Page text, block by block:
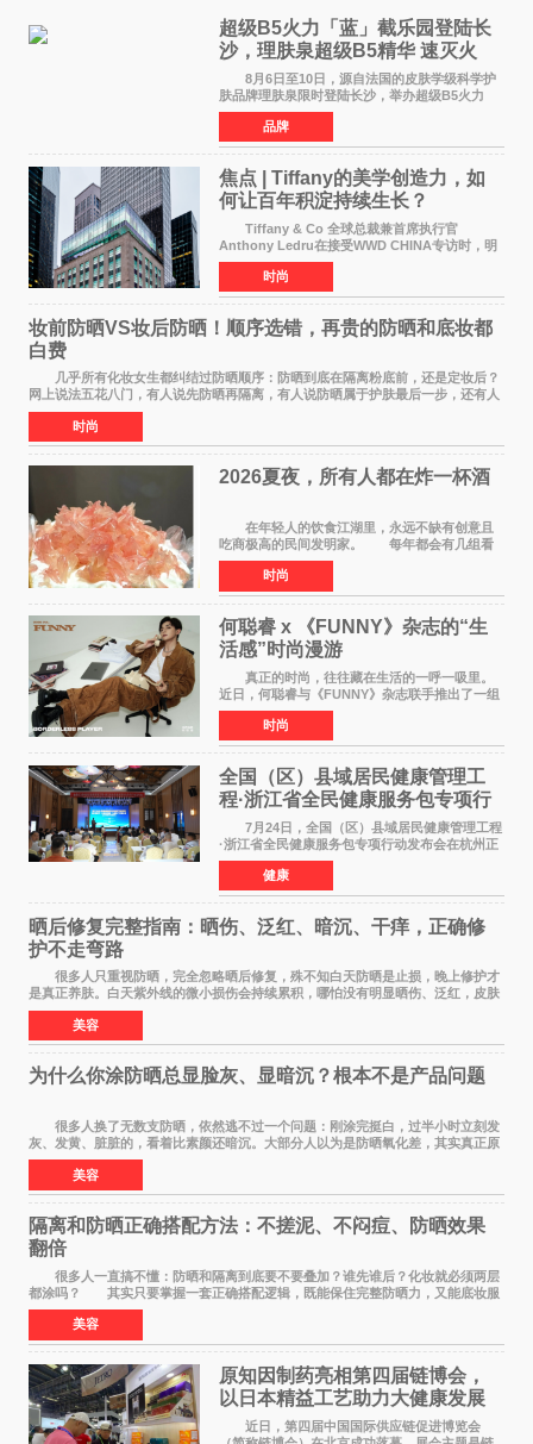
超级B5火力「蓝」截乐园登陆长
沙，理肤泉超级B5精华 速灭火
气，不闹皮气
8月6日至10日，源自法国的皮肤学级科学护
肤品牌理肤泉限时登陆长沙，举办超级B5火力
「蓝」截乐园快闪活动。作为全球皮肤学专家NO
1推荐护肤品牌[1]，理肤泉聚焦当代人群普遍存
在的皮肤困扰，以
品牌
焦点 | Tiffany的美学创造力，如
何让百年积淀持续生长？
Tiffany & Co 全球总裁兼首席执行官
Anthony Ledru在接受WWD CHINA专访时，明
确将艺术性称为当下奢侈品牌最高层级的差异化
优势。 by Elaine Chen — —WWD国际
时尚特讯 当奢侈
时尚
妆前防晒VS妆后防晒！顺序选错，再贵的防晒和底妆都
白费
几乎所有化妆女生都纠结过防晒顺序：防晒到底在隔离粉底前，还是定妆后？
网上说法五花八门，有人说先防晒再隔离，有人说防晒属于护肤最后一步，还有人
带妆补涂直接乱叠加。其实防晒没有固定死
时尚
2026夏夜，所有人都在炸一杯酒
在年轻人的饮食江湖里，永远不缺有创意且
吃商极高的民间发明家。 每年都会有几组看
似离谱、尝试后火遍全网的新奇搭配在互联网上
名垂千史。 前些年有人解锁了纯牛奶煮爆辣
火鸡面的隐藏吃
时尚
何聪睿 x 《FUNNY》杂志的“生
活感”时尚漫游
真正的时尚，往往藏在生活的一呼一吸里。
近日，何聪睿与《FUNNY》杂志联手推出了一组
质感大片，不刻意摆弄姿势，而是将镜头对准了
那些看似寻常却充满戏剧张力的生活瞬间，让高
级感在松弛的氛围
时尚
全国（区）县域居民健康管理工
程·浙江省全民健康服务包专项行
动发布会在杭启幕
7月24日，全国（区）县域居民健康管理工程
·浙江省全民健康服务包专项行动发布会在杭州正
式启幕。来自全国各地的医疗领域权威专家、知
名机构负责人及项目合作伙伴齐聚西子湖畔，共
同见证浙江全
健康
晒后修复完整指南：晒伤、泛红、暗沉、干痒，正确修
护不走弯路
很多人只重视防晒，完全忽略晒后修复，殊不知白天防晒是止损，晚上修护才
是真正养肤。白天紫外线的微小损伤会持续累积，哪怕没有明显晒伤、泛红，皮肤
也会处于轻微炎症、缺水、疲劳状态。如果
美容
为什么你涂防晒总显脸灰、显暗沉？根本不是产品问题
很多人换了无数支防晒，依然逃不过一个问题：刚涂完挺白，过半小时立刻发
灰、发黄、脏脏的，看着比素颜还暗沉。大部分人以为是防晒氧化差，其实真正原
因，90%的人都搞错了。 首先纠正一个误
美容
隔离和防晒正确搭配方法：不搓泥、不闷痘、防晒效果
翻倍
很多人一直搞不懂：防晒和隔离到底要不要叠加？谁先谁后？化妆就必须两层
都涂吗？ 其实只要掌握一套正确搭配逻辑，既能保住完整防晒力，又能底妆服
帖不搓泥、不闷痘，新手也能一次学会。
美容
原知因制药亮相第四届链博会，
以日本精益工艺助力大健康发展
近日，第四届中国国际供应链促进博览会